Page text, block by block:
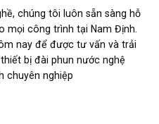
chúng tôi luôn sẵn sàng hỗ
mọi công trình tại Nam Định.
nay để được tư vấn và trải
bị đài phun nước nghệ
chuyên nghiệp